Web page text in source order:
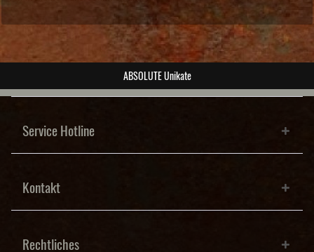
post@wiesner-trauringe.de
Service Hotline
Kontakt
Rechtliches